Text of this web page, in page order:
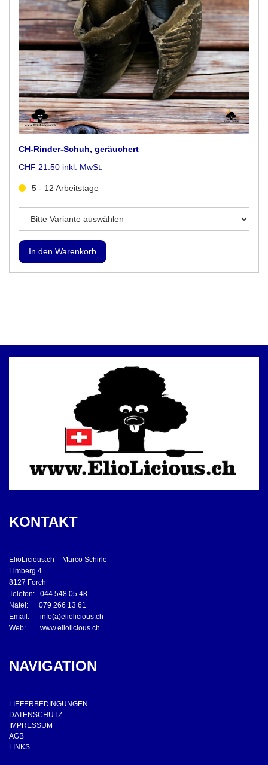
CH-Rinder-Schuh, geräuchert
CHF 21.50 inkl. MwSt.
5 - 12 Arbeitstage
KONTAKT
ElioLicious.ch – Marco Schirle
Limberg 4
8127 Forch
Telefon: 044 548 05 48
Natel: 079 266 13 61
Email: info(a)eliolicious.ch
Web: www.eliolicious.ch
NAVIGATION
LIEFERBEDINGUNGEN
DATENSCHUTZ
IMPRESSUM
AGB
LINKS